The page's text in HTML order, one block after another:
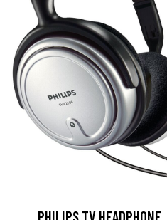
PHILIPS TV